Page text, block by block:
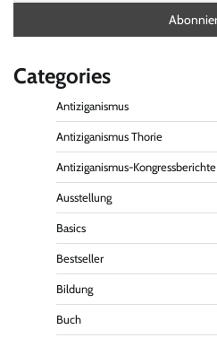
Categories
Antiziganismus
Antiziganismus Thorie
Antiziganismus-Kongressberichte
Ausstellung
Basics
Bestseller
Bildung
Buch